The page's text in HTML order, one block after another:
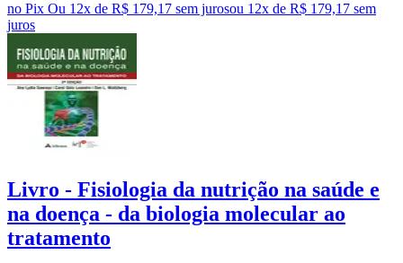
no Pix Ou 12x de R$ 179,17 sem jurosou 12x de R$ 179,17 sem
juros
Livro - Fisiologia da nutrição na saúde e
na doença - da biologia molecular ao
tratamento